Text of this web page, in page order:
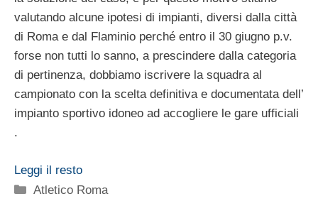
valutando alcune ipotesi di impianti, diversi dalla città
di Roma e dal Flaminio perché entro il 30 giugno p.v.
forse non tutti lo sanno, a prescindere dalla categoria
di pertinenza, dobbiamo iscrivere la squadra al
campionato con la scelta definitiva e documentata dell’
impianto sportivo idoneo ad accogliere le gare ufficiali
.
Leggi il resto
Categorie
Atletico Roma